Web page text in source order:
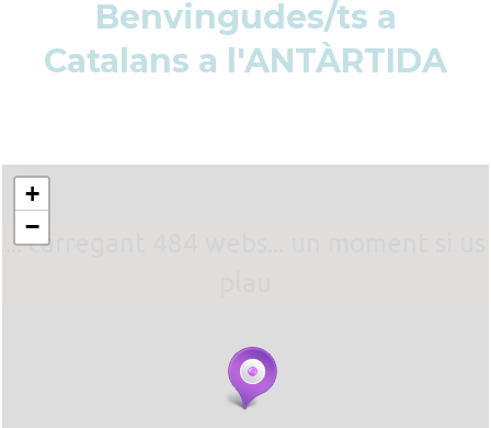
Benvingudes/ts a
Catalans a l'ANTÀRTIDA
... carregant 484 webs... un moment si us
+
−